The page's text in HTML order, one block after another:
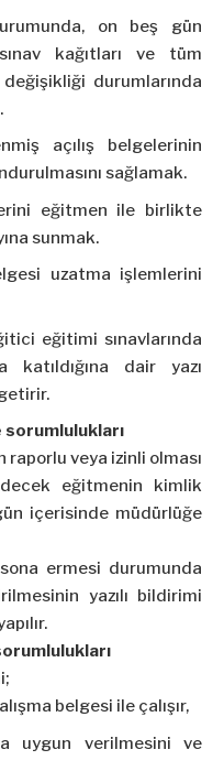
on beş gün
kağıtları ve tüm
durumlarında
açılış belgelerinin
sağlamak.
eğitmen ile birlikte
sunmak.
uzatma işlemlerini
eğitimi sınavlarında
katıldığına dair yazı
raporlu veya izinli olması
eğitmenin kimlik
içerisinde müdürlüğe
ermesi durumunda
yazılı bildirimi
belgesi ile çalışır,
uygun verilmesini ve